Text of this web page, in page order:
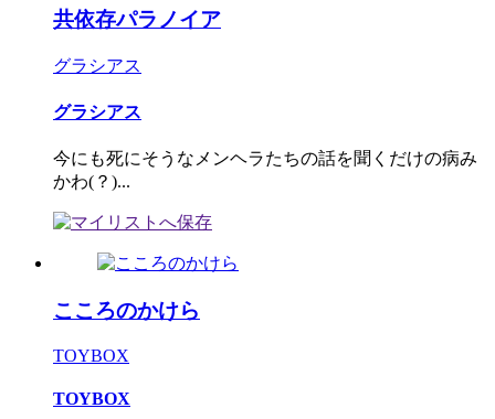
共依存パラノイア
グラシアス
グラシアス
今にも死にそうなメンヘラたちの話を聞くだけの病み
かわ(？)...
こころのかけら
TOYBOX
TOYBOX